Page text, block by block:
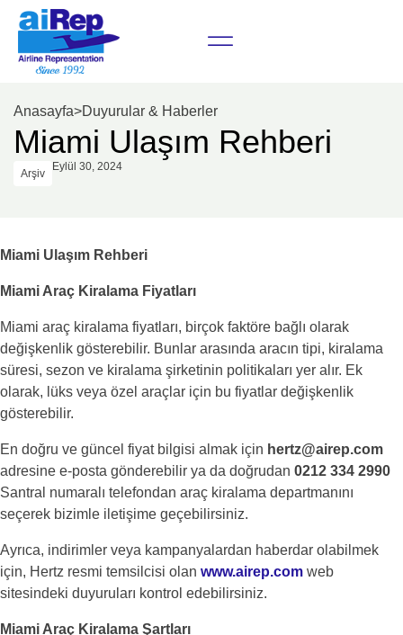
Anasayfa>Duyurular & Haberler
Miami Ulaşım Rehberi
Arşiv
Eylül 30, 2024
Miami Ulaşım Rehberi
Miami Araç Kiralama Fiyatları
Miami araç kiralama fiyatları, birçok faktöre bağlı olarak
değişkenlik gösterebilir. Bunlar arasında aracın tipi, kiralama
süresi, sezon ve kiralama şirketinin politikaları yer alır. Ek
olarak, lüks veya özel araçlar için bu fiyatlar değişkenlik
gösterebilir.
En doğru ve güncel fiyat bilgisi almak için hertz@airep.com
adresine e-posta gönderebilir ya da doğrudan 0212 334 2990
Santral numaralı telefondan araç kiralama departmanını
seçerek bizimle iletişime geçebilirsiniz.
Ayrıca, indirimler veya kampanyalardan haberdar olabilmek
için, Hertz resmi temsilcisi olan www.airep.com web
sitesindeki duyuruları kontrol edebilirsiniz.
Miami Araç Kiralama Şartları